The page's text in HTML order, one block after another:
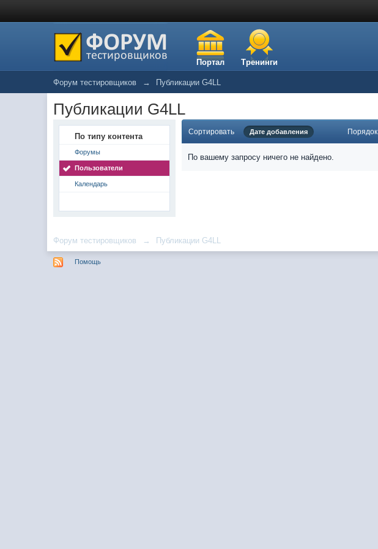
Портал Тренинги
Форум тестировщиков → Публикации G4LL
Публикации G4LL
По типу контента
Форумы
Пользователи
Календарь
Сортировать Дате добавления Порядок
По вашему запросу ничего не найдено.
Форум тестировщиков → Публикации G4LL
Помощь